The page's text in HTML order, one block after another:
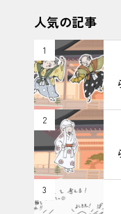
人気の記事
1
2
3